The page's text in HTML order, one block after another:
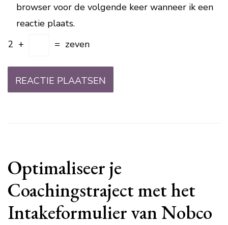
browser voor de volgende keer wanneer ik een
reactie plaats.
2 + = zeven
Optimaliseer je
Coachingstraject met het
Intakeformulier van Nobco